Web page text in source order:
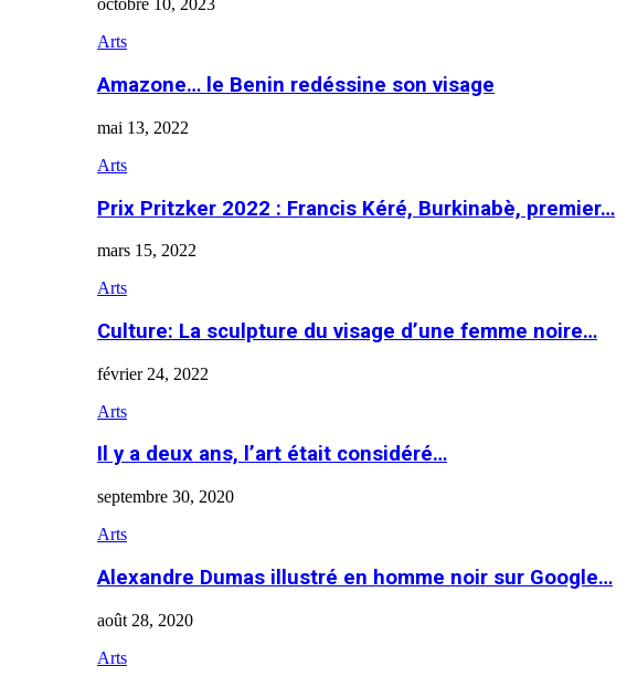
octobre 10, 2023
Arts
Amazone… le Benin redéssine son visage
mai 13, 2022
Arts
Prix Pritzker 2022 : Francis Kéré, Burkinabè, premier…
mars 15, 2022
Arts
Culture: La sculpture du visage d’une femme noire…
février 24, 2022
Arts
Il y a deux ans, l’art était considéré…
septembre 30, 2020
Arts
Alexandre Dumas illustré en homme noir sur Google…
août 28, 2020
Arts